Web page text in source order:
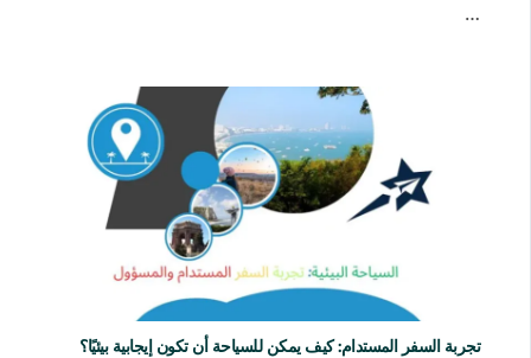
…
تجربة السفر المستدام: كيف يمكن للسياحة أن تكون إيجابية بيئيًا؟